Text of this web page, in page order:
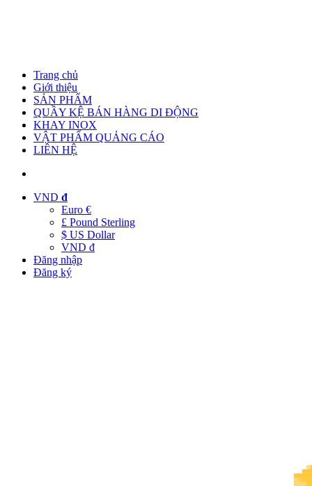
Trang chủ
Giới thiệu
SẢN PHẨM
QUẦY KỆ BÁN HÀNG DI ĐỘNG
KHAY INOX
VẬT PHẨM QUẢNG CÁO
LIÊN HỆ
VND đ
Euro €
£ Pound Sterling
$ US Dollar
VND đ
Đăng nhập
Đăng ký